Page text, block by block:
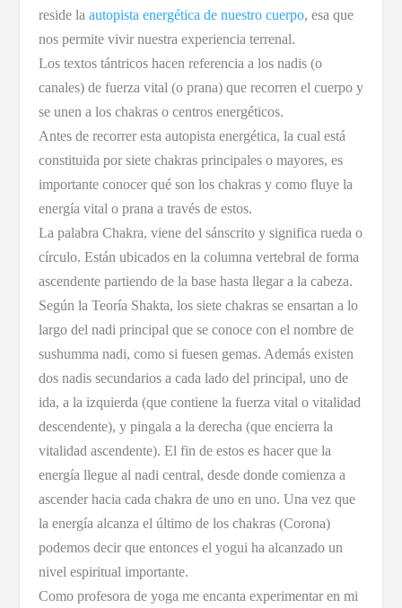
reside la autopista energética de nuestro cuerpo, esa que
nos permite vivir nuestra experiencia terrenal.
Los textos tántricos hacen referencia a los nadis (o
canales) de fuerza vital (o prana) que recorren el cuerpo y
se unen a los chakras o centros energéticos.
Antes de recorrer esta autopista energética, la cual está
constituida por siete chakras principales o mayores, es
importante conocer qué son los chakras y como fluye la
energía vital o prana a través de estos.
La palabra Chakra, viene del sánscrito y significa rueda o
círculo. Están ubicados en la columna vertebral de forma
ascendente partiendo de la base hasta llegar a la cabeza.
Según la Teoría Shakta, los siete chakras se ensartan a lo
largo del nadi principal que se conoce con el nombre de
sushumma nadi, como si fuesen gemas. Además existen
dos nadis secundarios a cada lado del principal, uno de
ida, a la izquierda (que contiene la fuerza vital o vitalidad
descendente), y pingala a la derecha (que encierra la
vitalidad ascendente). El fin de estos es hacer que la
energía llegue al nadi central, desde donde comienza a
ascender hacia cada chakra de uno en uno. Una vez que
la energía alcanza el último de los chakras (Corona)
podemos decir que entonces el yogui ha alcanzado un
nivel espiritual importante.
Como profesora de yoga me encanta experimentar en mi